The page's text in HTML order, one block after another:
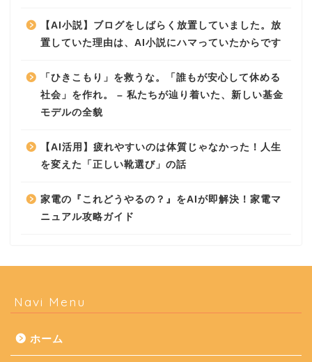
【AI小説】ブログをしばらく放置していました。放
置していた理由は、AI小説にハマっていたからです
「ひきこもり」を救うな。「誰もが安心して休める
社会」を作れ。 – 私たちが辿り着いた、新しい基金
モデルの全貌
【AI活用】疲れやすいのは体質じゃなかった！人生
を変えた「正しい靴選び」の話
家電の『これどうやるの？』をAIが即解決！家電マ
ニュアル攻略ガイド
Navi Menu
ホーム